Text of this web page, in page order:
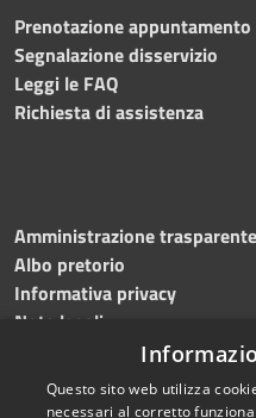
Prenotazione appuntamento
Segnalazione disservizio
Leggi le FAQ
Richiesta di assistenza
Amministrazione trasparente
Albo pretorio
Informativa privacy
Note legali
Dichiarazione di accessibilità
Questo sito web utilizza
necessari al corretto